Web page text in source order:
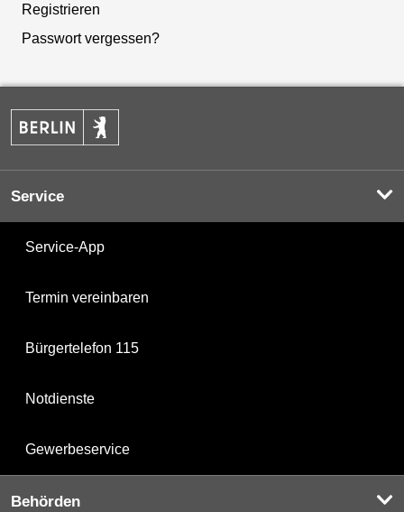
Registrieren
Passwort vergessen?
Service
Service-App
Termin vereinbaren
Bürgertelefon 115
Notdienste
Gewerbeservice
Behörden